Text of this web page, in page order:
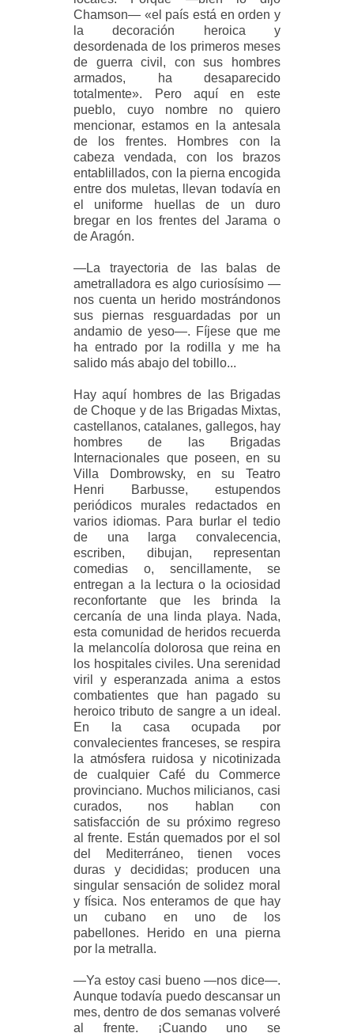
Chamson— «el país está en orden y
la decoración heroica y
desordenada de los primeros meses
de guerra civil, con sus hombres
armados, ha desaparecido
totalmente». Pero aquí en este
pueblo, cuyo nombre no quiero
mencionar, estamos en la antesala
de los frentes. Hombres con la
cabeza vendada, con los brazos
entablillados, con la pierna encogida
entre dos muletas, llevan todavía en
el uniforme huellas de un duro
bregar en los frentes del Jarama o
de Aragón.
—La trayectoria de las balas de
ametralladora es algo curiosísimo —
nos cuenta un herido mostrándonos
sus piernas resguardadas por un
andamio de yeso—. Fíjese que me
ha entrado por la rodilla y me ha
salido más abajo del tobillo...
Hay aquí hombres de las Brigadas
de Choque y de las Brigadas Mixtas,
castellanos, catalanes, gallegos, hay
hombres de las Brigadas
Internacionales que poseen, en su
Villa Dombrowsky, en su Teatro
Henri Barbusse, estupendos
periódicos murales redactados en
varios idiomas. Para burlar el tedio
de una larga convalecencia,
escriben, dibujan, representan
comedias o, sencillamente, se
entregan a la lectura o la ociosidad
reconfortante que les brinda la
cercanía de una linda playa. Nada,
esta comunidad de heridos recuerda
la melancolía dolorosa que reina en
los hospitales civiles. Una serenidad
viril y esperanzada anima a estos
combatientes que han pagado su
heroico tributo de sangre a un ideal.
En la casa ocupada por
convalecientes franceses, se respira
la atmósfera ruidosa y nicotinizada
de cualquier Café du Commerce
provinciano. Muchos milicianos, casi
curados, nos hablan con
satisfacción de su próximo regreso
al frente. Están quemados por el sol
del Mediterráneo, tienen voces
duras y decididas; producen una
singular sensación de solidez moral
y física. Nos enteramos de que hay
un cubano en uno de los
pabellones. Herido en una pierna
por la metralla.
—Ya estoy casi bueno —nos dice—.
Aunque todavía puedo descansar un
mes, dentro de dos semanas volveré
al frente. ¡Cuando uno se